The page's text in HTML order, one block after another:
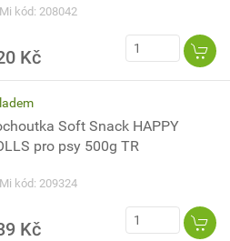
kód: 208042
Kč
Soft Snack HAPPY
pro psy 500g TR
kód: 209324
Kč